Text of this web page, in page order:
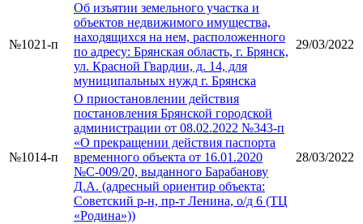
№1021-п
Об изъятии земельного участка и
объектов недвижимого имущества,
находящихся на нем, расположенного
по адресу: Брянская область, г. Брянск,
ул. Красной Гвардии, д. 14, для
муниципальных нужд г. Брянска
29/03/2022
№1014-п
О приостановлении действия
постановления Брянской городской
администрации от 08.02.2022 №343-п
«О прекращении действия паспорта
временного объекта от 16.01.2020
№С-009/20, выданного Барабанову
Д.А. (адресный ориентир объекта:
Советский р-н, пр-т Ленина, о/д 6 (ТЦ
«Родина»))
28/03/2022